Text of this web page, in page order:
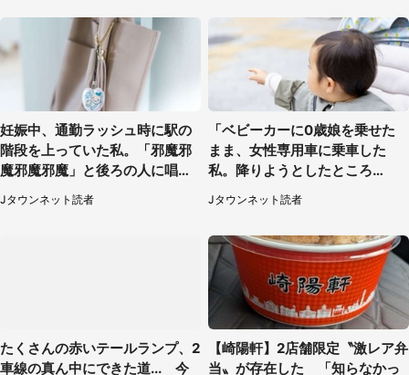
妊娠中、通勤ラッシュ時に駅の
階段を上っていた私。「邪魔邪
魔邪魔邪魔」と後ろの人に唱え
られて（神奈川県・30代女性）
Jタウンネット読者
「ベビーカーに0歳娘を乗せた
まま、女性専用車に乗車した
私。降りようとしたところ
で...」（大阪府・30代女性）
Jタウンネット読者
たくさんの赤いテールランプ、2
車線の真ん中にできた道... 今
【崎陽軒】2店舗限定〝激レア弁
当〟が存在した 「知らなかっ